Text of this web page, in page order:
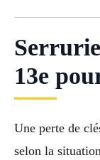
13e
Une perte de
selon la